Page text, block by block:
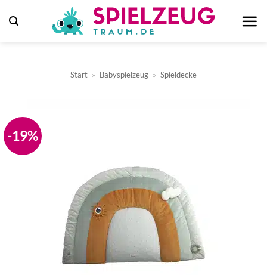
Inhalt
springen
Start » Babyspielzeug » Spieldecke
-19%